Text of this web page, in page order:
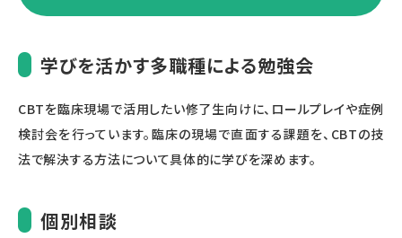
学びを活かす多職種による勉強会
CBTを臨床現場で活用したい修了生向けに、ロールプレイや症例
検討会を行っています。臨床の現場で直面する課題を、CBTの技
法で解決する方法について具体的に学びを深めます。
個別相談